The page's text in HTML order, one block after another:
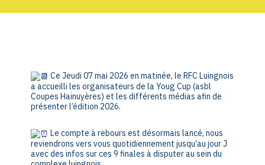
Ce Jeudi 07 mai 2026 en matinée, le RFC Luingnois
a accueilli les organisateurs de la Youg Cup (asbl
Coupes Hainuyères) et les différents médias afin de
présenter l’édition 2026.
Le compte à rebours est désormais lancé, nous
reviendrons vers vous quotidiennement jusqu’au jour J
avec des infos sur ces 9 finales à disputer au sein du